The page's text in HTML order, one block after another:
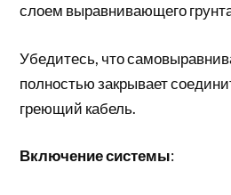
слоем выравнивающего
Убедитесь, что
полностью закрывает
греющий кабель.
Включение системы: